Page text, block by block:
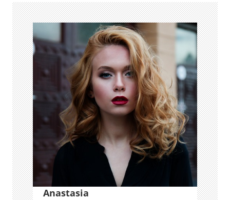
n
a
v
i
g
a
t
i
o
n
Anastasia